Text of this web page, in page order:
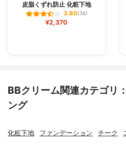
皮脂くずれ防止 化粧下地
3.80(74)
¥2,370
BBクリーム関連カテゴリ
ング
化粧下地 ファンデーション チーク